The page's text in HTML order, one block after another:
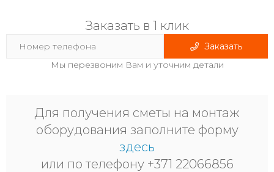
Заказать в 1 клик
Заказать
Мы перезвоним Вам и уточним детали
Для получения сметы на монтаж
оборудования заполните форму
здесь
или по телефону +371 22066856